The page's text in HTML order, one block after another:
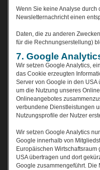
Wenn Sie keine Analyse
Newsletternachricht einen
Daten, die zu anderen
für die Rechnungserstellung)
7. Google
Wir setzen Google Analytics,
das Cookie erzeugten
Server von Google in den
um die Nutzung unseres
Onlineangebotes
verbundene Dienstleistungen
Nutzungsprofile der Nutzer
Wir setzen Google Analytics
Google innerhalb von
Europäischen
USA übertragen und dort
Google zusammengeführt.